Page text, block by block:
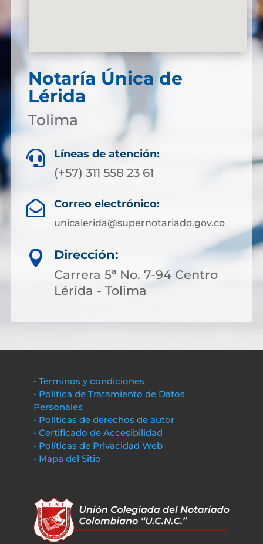
Notaría Única de
Lérida
Tolima
 Líneas de atención:
(+57) 311 558 23 61
 Correo electrónico:
unicalerida@supernotariado.gov.co

Dirección:
Carrera 5ª No. 7-94 Centro
Lérida - Tolima
• Términos y condiciones
• Política de Tratamiento de Datos
Personales
• Políticas de derechos de autor
• Certificado de Accesibilidad
• Políticas de Privacidad Web
• Mapa del Sitio